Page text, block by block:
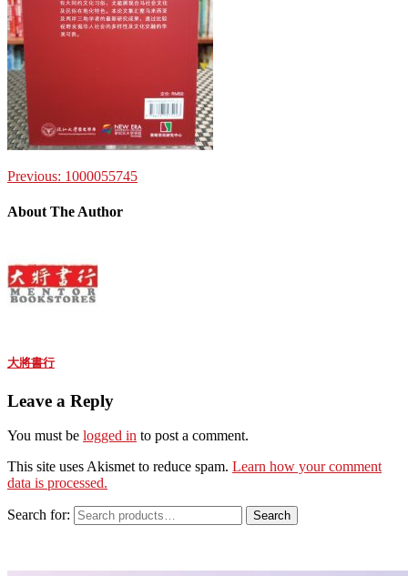
Previous: 1000055745
About The Author
大將書行
Leave a Reply
You must be logged in to post a comment.
This site uses Akismet to reduce spam. Learn how your comment
data is processed.
Search for: Search